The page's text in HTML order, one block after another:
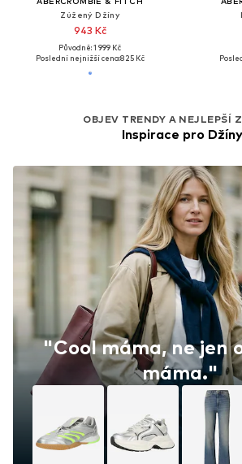
Zúžený Džíny
943 Kč
Původně: 1 999 Kč
Poslední nejnižší cena:825 Kč
OBJEV TRENDY A NEJLEPŠÍ
Inspirace pro Džíny
"Cool máma, ne jen
máma."